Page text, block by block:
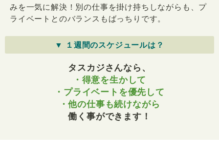
みを一気に解決！別の仕事を掛け持ちしながらも、プ
ライベートとのバランスもばっちりです。
▼ １週間のスケジュールは？
タスカジさんなら、
・得意を生かして
・プライベートを優先して
・他の仕事も続けながら
働く事ができます！